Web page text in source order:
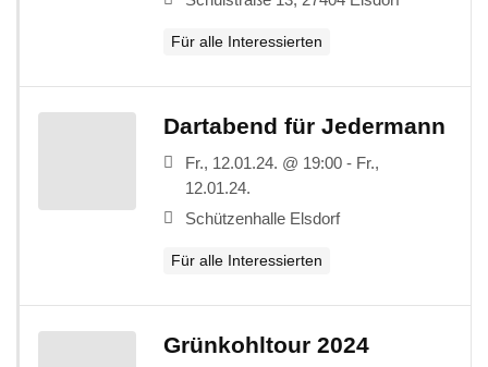
Für alle Interessierten
Dartabend für Jedermann
Fr., 12.01.24. @ 19:00 - Fr.,
12.01.24.
Schützenhalle Elsdorf
Für alle Interessierten
Grünkohltour 2024